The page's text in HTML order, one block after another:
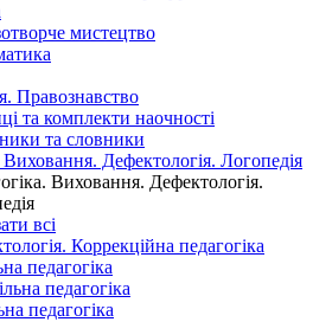
мистецтво
Правознавство
та комплекти наочності
та словники
Виховання. Дефектологія. Логопедія
Виховання. Дефектологія.
всі
Коррекційна педагогіка
педагогіка
педагогіка
педагогіка